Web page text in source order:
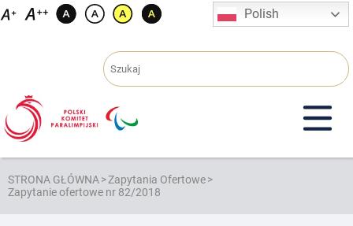
Przejdź
Polish
STRONA GŁÓWNA>Zapytania Ofertowe>
Zapytanie ofertowe nr 82/2018